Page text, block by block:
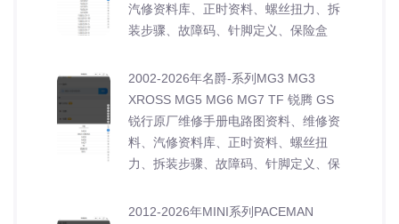
汽修资料库、正时资料、螺丝扭力、拆
装步骤、故障码、针脚定义、保险盒
2002-2026年名爵-系列MG3 MG3
XROSS MG5 MG6 MG7 TF 锐腾 GS
锐行原厂维修手册电路图资料、维修资
料、汽修资料库、正时资料、螺丝扭
力、拆装步骤、故障码、针脚定义、保
2012-2026年MINI系列PACEMAN